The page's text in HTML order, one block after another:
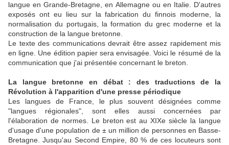
langue en Grande-Bretagne, en Allemagne ou en Italie. D'autres
exposés ont eu lieu sur la fabrication du finnois moderne, la
normalisation du portugais, la formation du grec moderne et la
construction de la langue bretonne.
Le texte des communications devrait être assez rapidement mis
en ligne. Une édition papier sera envisagée. Voici le résumé de la
communication que j'ai présentée concernant le breton.
La langue bretonne en débat : des traductions de la
Révolution à l'apparition d'une presse périodique
Les langues de France, le plus souvent désignées comme
"langues régionales", sont elles aussi concernées par
l'élaboration de normes. Le breton est au XIXe siècle la langue
d'usage d'une population de ± un million de personnes en Basse-
Bretagne. Jusqu'au Second Empire, 80 % de ces locuteurs sont